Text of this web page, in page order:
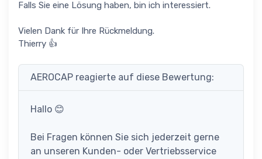
Falls Sie eine Lösung haben, bin ich interessiert.
Vielen Dank für Ihre Rückmeldung.
Thierry 👍
AEROCAP reagierte auf diese Bewertung:
Hallo 😊
Bei Fragen können Sie sich jederzeit gerne
an unseren Kunden- oder Vertriebsservice